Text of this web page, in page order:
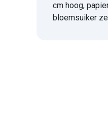
cm hoog,
bloemsuiker